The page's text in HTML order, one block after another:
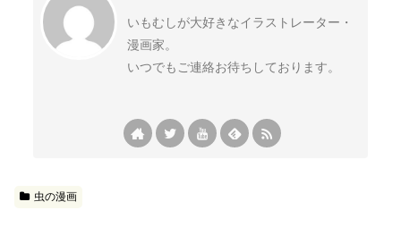
いもむしが大好きなイラストレーター・
漫画家。
いつでもご連絡お待ちしております。
虫の漫画